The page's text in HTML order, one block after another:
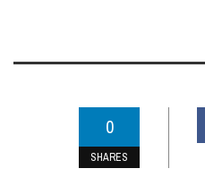
0
SHARES